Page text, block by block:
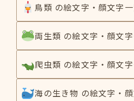
鳥類 の絵文字・顔文字
両生類 の絵文字・顔文
爬虫類 の絵文字・顔文
海の生き物 の絵文字・